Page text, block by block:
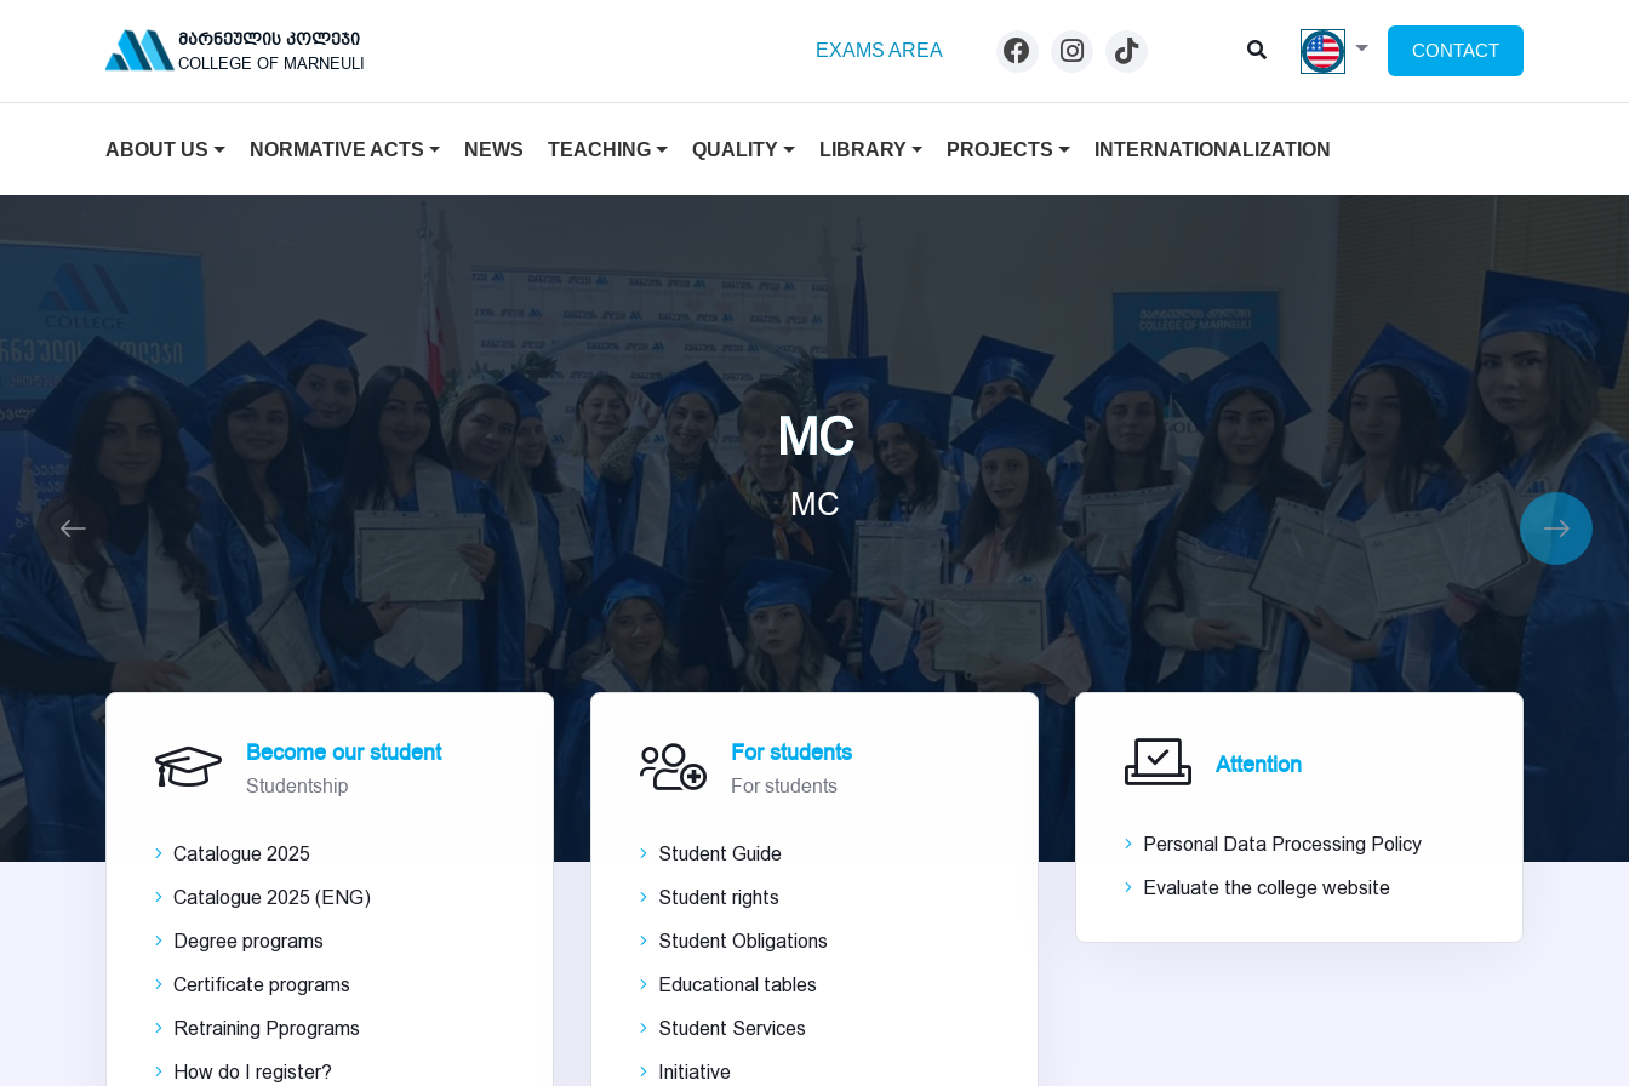
ᲛᲐᲠᲜᲔᲣᲚᲘᲡ ᲙᲝᲚᲔᲯᲘ
COLLEGE OF MARNEULI
EXAMS AREA CONTACT
ABOUT US NORMATIVE ACTS NEWS TEACHING QUALITY LIBRARY PROJECTS INTERNATIONALIZATION
MC
MC
Become our student
Studentship
Catalogue 2025
Catalogue 2025 (ENG)
Degree programs
Certificate programs
Retraining Pprograms
How do I register?
For students
For students
Student Guide
Student rights
Student Obligations
Educational tables
Student Services
Initiative
Attention
Personal Data Processing Policy
Evaluate the college website